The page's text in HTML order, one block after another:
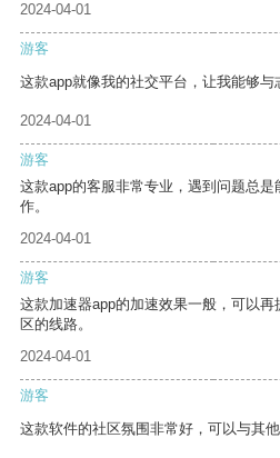
2024-04-01
游客
这款app就像我的社交平台，让我能够与
2024-04-01
游客
这款app的客服非常专业，遇到问题总
作。
2024-04-01
游客
这款加速器app的加速效果一般，可以
区的线路。
2024-04-01
游客
这款软件的社区氛围非常好，可以与其他